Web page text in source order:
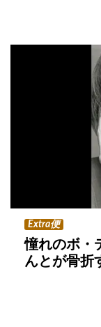
Extra便
憧れのボ・
んとが骨折